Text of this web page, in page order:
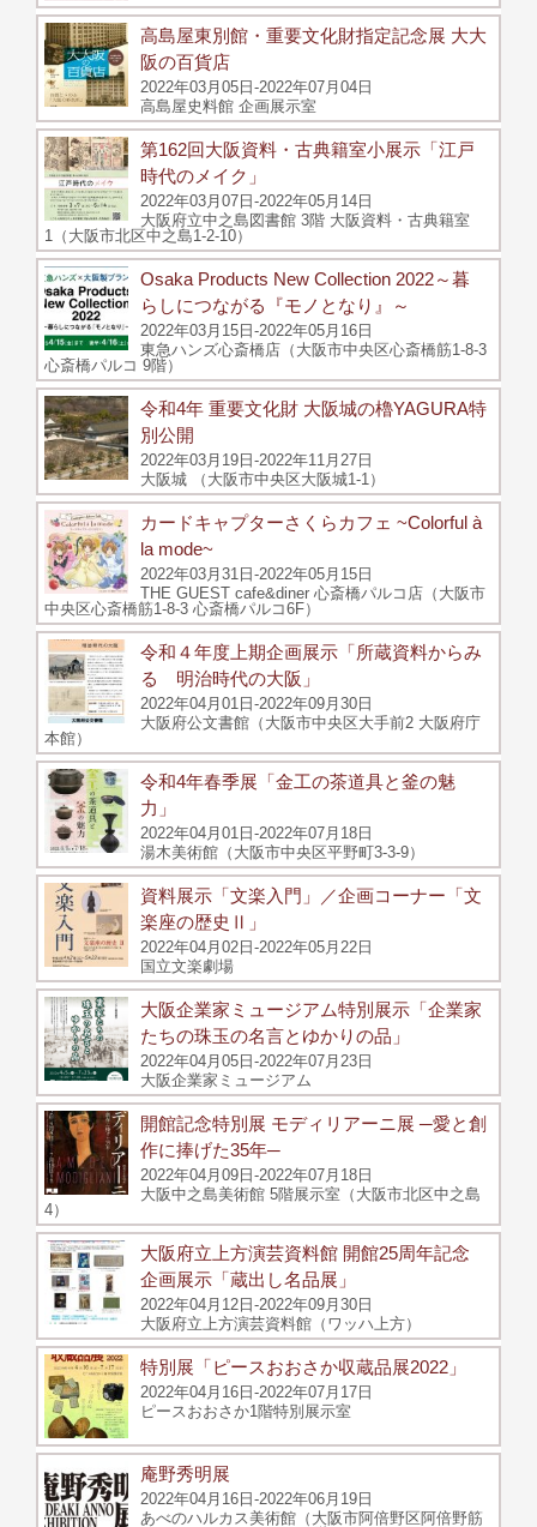
高島屋東別館・重要文化財指定記念展 大大
阪の百貨店
2022年03月05日-2022年07月04日
高島屋史料館 企画展示室
第162回大阪資料・古典籍室小展示「江戸
時代のメイク」
2022年03月07日-2022年05月14日
大阪府立中之島図書館 3階 大阪資料・古典籍室
1（大阪市北区中之島1-2-10）
Osaka Products New Collection 2022～暮
らしにつながる『モノとなり』～
2022年03月15日-2022年05月16日
東急ハンズ心斎橋店（大阪市中央区心斎橋筋1-8-3
心斎橋パルコ 9階）
令和4年 重要文化財 大阪城の櫓YAGURA特
別公開
2022年03月19日-2022年11月27日
大阪城 （大阪市中央区大阪城1-1）
カードキャプターさくらカフェ ~Colorful à
la mode~
2022年03月31日-2022年05月15日
THE GUEST cafe&diner 心斎橋パルコ店（大阪市
中央区心斎橋筋1-8-3 心斎橋パルコ6F）
令和４年度上期企画展示「所蔵資料からみ
る 明治時代の大阪」
2022年04月01日-2022年09月30日
大阪府公文書館（大阪市中央区大手前2 大阪府庁
本館）
令和4年春季展「金工の茶道具と釜の魅
力」
2022年04月01日-2022年07月18日
湯木美術館（大阪市中央区平野町3-3-9）
資料展示「文楽入門」／企画コーナー「文
楽座の歴史Ⅱ」
2022年04月02日-2022年05月22日
国立文楽劇場
大阪企業家ミュージアム特別展示「企業家
たちの珠玉の名言とゆかりの品」
2022年04月05日-2022年07月23日
大阪企業家ミュージアム
開館記念特別展 モディリアーニ展 ─愛と創
作に捧げた35年─
2022年04月09日-2022年07月18日
大阪中之島美術館 5階展示室（大阪市北区中之島
4）
大阪府立上方演芸資料館 開館25周年記念
企画展示「蔵出し名品展」
2022年04月12日-2022年09月30日
大阪府立上方演芸資料館（ワッハ上方）
特別展「ピースおおさか収蔵品展2022」
2022年04月16日-2022年07月17日
ピースおおさか1階特別展示室
庵野秀明展
2022年04月16日-2022年06月19日
あべのハルカス美術館（大阪市阿倍野区阿倍野筋